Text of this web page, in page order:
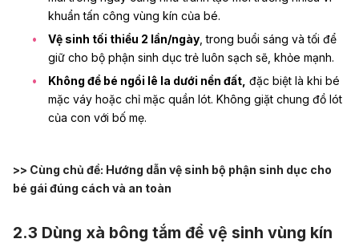
khuẩn tấn công vùng kín của bé.
Vệ sinh tối thiểu 2 lần/ngày , trong buổi sáng và tối để
giữ cho bộ phận sinh dục trẻ luôn sạch sẽ, khỏe mạnh.
Không để bé ngồi lê la dưới nền đất, đặc biệt là khi bé
mặc váy hoặc chỉ mặc quần lót. Không giặt chung đồ lót
của con với bố mẹ.
>> Cùng chủ đề: Hướng dẫn vệ sinh bộ phận sinh dục cho
bé gái đúng cách và an toàn
2.3 Dùng xà bông tắm để vệ sinh vùng kín